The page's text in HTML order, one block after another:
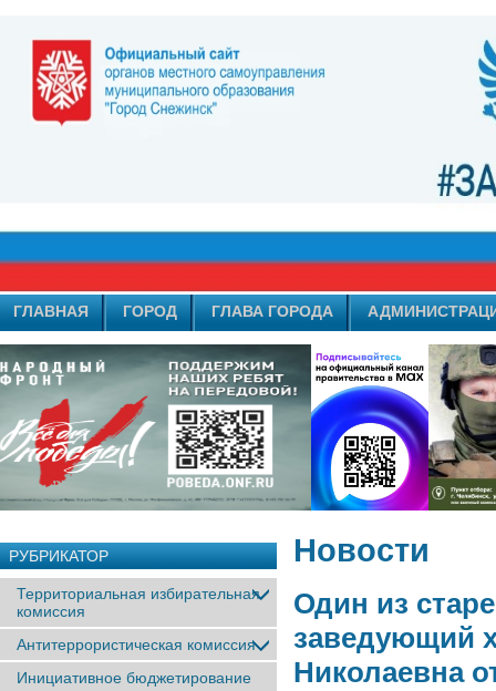
ГЛАВНАЯ ГОРОД ГЛАВА ГОРОДА
РУБРИКАТОР
Территориальная избирательная
комиссия
Антитеррористическая комиссия
Инициативное бюджетирование
Новости
Один из
заведующий
Николаевна